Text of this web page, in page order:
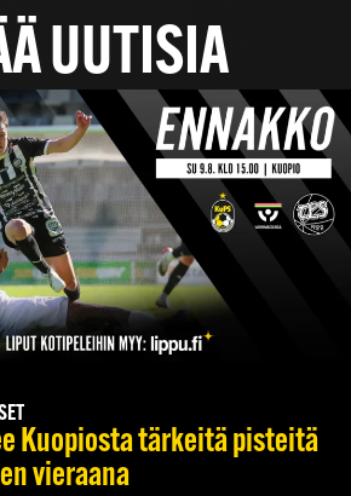
UUTISIA
Kuopiosta tärkeitä pisteitä
vieraana